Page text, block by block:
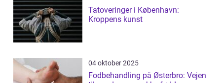
Tatoveringer i København:
Kroppens kunst
04 oktober 2025
Fodbehandling på Østerbro: Vejen